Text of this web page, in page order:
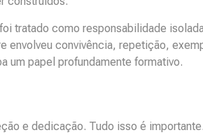
tratado como responsabilidade
convivência, repetição,
um papel profundamente formativo.
e dedicação. Tudo isso é